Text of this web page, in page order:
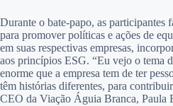
Durante o bate-papo, as participantes
para promover políticas e ações de
em suas respectivas empresas,
aos princípios ESG. “Eu vejo o tema
enorme que a empresa tem de ter
têm histórias diferentes, para
CEO da Viação Águia Branca, Paula